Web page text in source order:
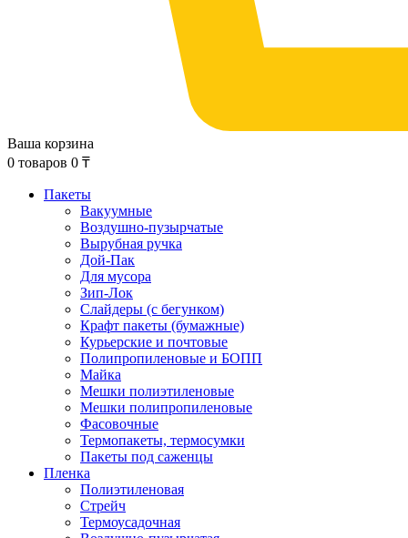
Ваша корзина
0 товаров 0 ₸
Пакеты
Вакуумные
Воздушно-пузырчатые
Вырубная ручка
Дой-Пак
Для мусора
Зип-Лок
Слайдеры (с бегунком)
Крафт пакеты (бумажные)
Курьерские и почтовые
Полипропиленовые и БОПП
Майка
Мешки полиэтиленовые
Мешки полипропиленовые
Фасовочные
Термопакеты, термосумки
Пакеты под саженцы
Пленка
Полиэтиленовая
Стрейч
Термоусадочная